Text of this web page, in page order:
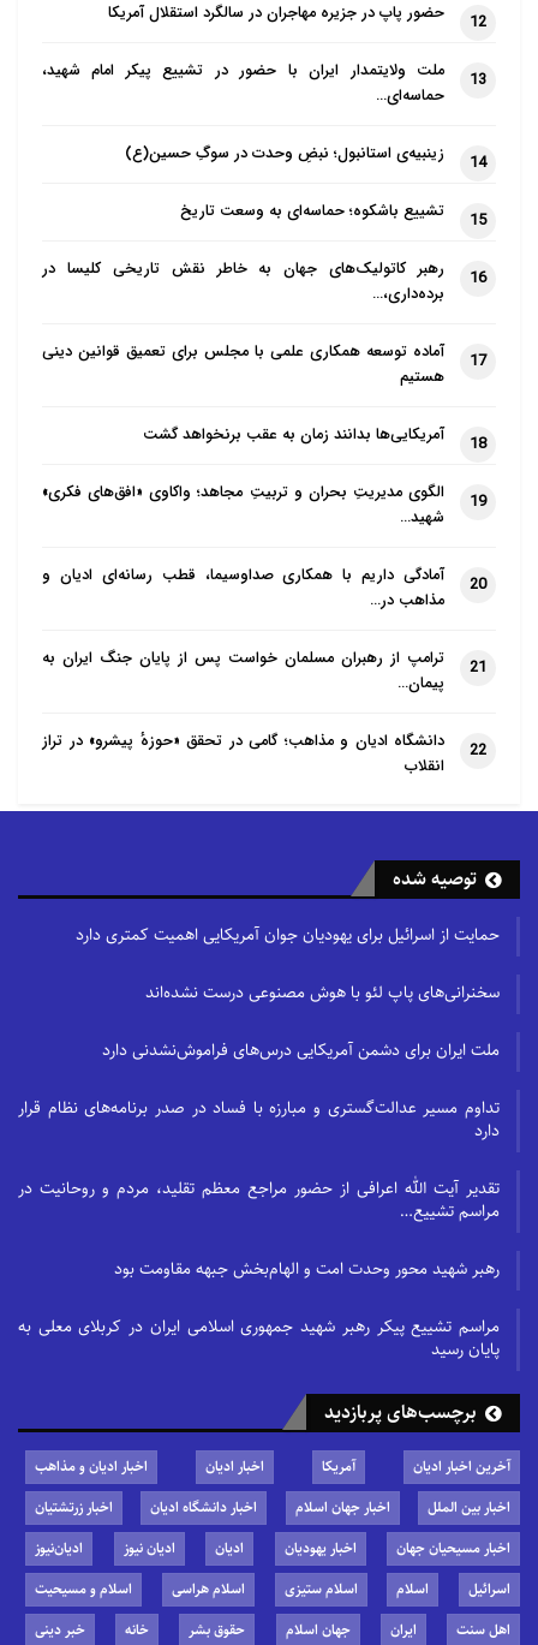
12 حضور پاپ در جزیره مهاجران در سالگرد استقلال آمریکا
13
ملت ولایتمدار ایران با حضور در تشییع پیکر امام شهید،
حماسه‌ای…
14 زینبیه‌ی استانبول؛ نبضِ وحدت در سوگِ حسین(ع)
15 تشییع باشکوه؛ حماسه‌ای به وسعت تاریخ
16
رهبر کاتولیک‌های جهان به خاطر نقش تاریخی کلیسا در
برده‌داری،…
17
آماده توسعه همکاری علمی با مجلس برای تعمیق قوانین دینی
هستیم
18 آمریکایی‌ها بدانند زمان به عقب برنخواهد گشت
19
الگوی مدیریتِ بحران و تربیتِ مجاهد؛ واکاوی «افق‌های فکری»
شهید…
20
آمادگی داریم با همکاری صداوسیما، قطب رسانه‌ای ادیان و
مذاهب در…
21
ترامپ از رهبران مسلمان خواست پس از پایان جنگ ایران به
پیمان…
22
دانشگاه ادیان و مذاهب؛ گامی در تحقق «حوزهٔ پیشرو» در تراز
انقلاب
توصیه شده
حمایت از اسرائیل برای یهودیان جوان آمریکایی اهمیت کمتری دارد
سخنرانی‌های پاپ لئو با هوش مصنوعی درست نشده‌اند
ملت ایران برای دشمن آمریکایی درس‌های فراموش‌نشدنی دارد
تداوم مسیر عدالت‌گستری و مبارزه با فساد در صدر برنامه‌های نظام قرار
دارد
تقدیر آیت الله اعرافی از حضور مراجع معظم تقلید، مردم و روحانیت در
مراسم تشییع…
رهبر شهید محور وحدت امت و الهام‌بخش جبهه مقاومت بود
مراسم تشییع پیکر رهبر شهید جمهوری اسلامی ایران در کربلای معلی به
پایان رسید
برچسب‌های پربازدید
آخرین اخبار ادیان آمریکا اخبار ادیان
اخبار ادیان و مذاهب
اخبار بین الملل
اخبار جهان اسلام اخبار دانشگاه ادیان
اخبار زرتشتیان
اخبار مسیحیان جهان
اخبار یهودیان ادیان ادیان نیوز
ادیان‌نیوز
اسرائیل
اسلام اسلام ستیزی اسلام هراسی
اسلام و مسیحیت
اهل سنت
ایران جهان اسلام حقوق بشر خانه خبر دینی